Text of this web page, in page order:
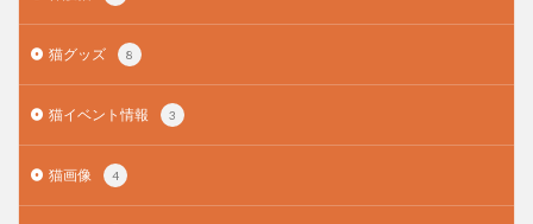
猫グッズ 8
猫イベント情報 3
猫画像 4